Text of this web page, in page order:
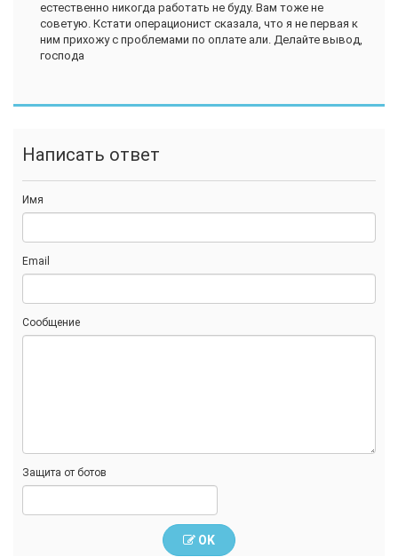
естественно никогда работать не буду. Вам тоже не
советую. Кстати операционист сказала, что я не первая к
ним прихожу с проблемами по оплате али. Делайте вывод,
господа
Написать ответ
Имя
Email
Сообщение
Защита от ботов
OK